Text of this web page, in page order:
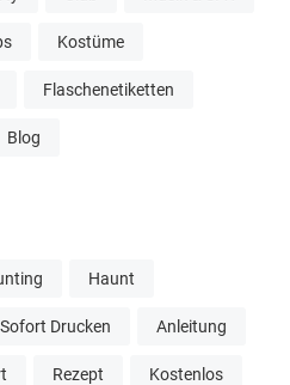
Kostüme
Flaschenetiketten
Blog
Haunt
Sofort Drucken Anleitung
Rezept Kostenlos